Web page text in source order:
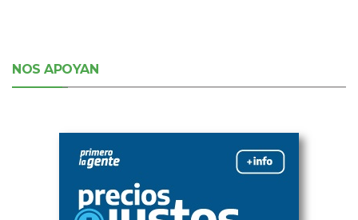
NOS APOYAN